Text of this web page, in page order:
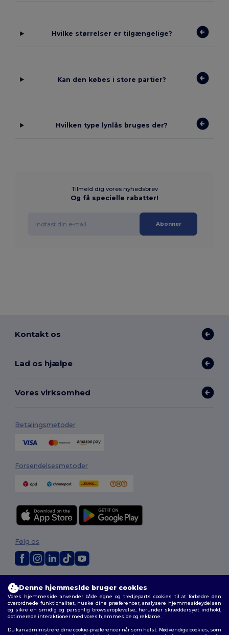
Hvilke størrelser er tilgængelige?
Kan den købes i store partier?
Hvilken type lynlås bruges der?
Tilmeld dig vores nyhedsbrev
Og få specielle rabatter!
Abonner
Kontakt os
Lad os hjælpe
Vores virksomhed
Betalingsmetoder
Forsendelsesmetoder
Vilkår og Betingelser|Tilpasset politik |Fortrolighedspolitik
cookies|Sitemap
Følg os
Denne hjemmeside bruger cookies
Vores hjemmeside anvender både egne og tredjeparts cookies til at forbedre den
overordnede funktionalitet, huske dine præferencer, analysere hjemmesideydelsen
og sikre en smidig og personlig browseroplevelse, herunder skræddersyet indhold,
optimerede interaktioner med vores hjemmeside og reklame.
Du kan administrere dine cookie-præferencer når som helst. Nødvendige cookies, som